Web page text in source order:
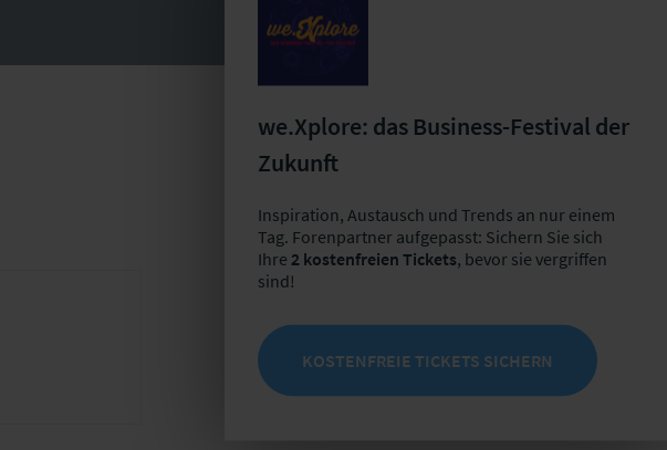
we.Xplore: das Business-Festival der
Zukunft
Inspiration, Austausch und Trends an nur einem
Tag. Forenpartner aufgepasst: Sichern Sie sich
Ihre 2 kostenfreien Tickets, bevor sie vergriffen
sind!
KOSTENFREIE TICKETS SICHERN